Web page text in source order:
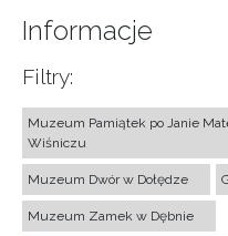
Informacje
Filtry:
Muzeum Pamiątek po Janie
Wiśniczu
Muzeum Dwór w Dołędze
Muzeum Zamek w Dębnie